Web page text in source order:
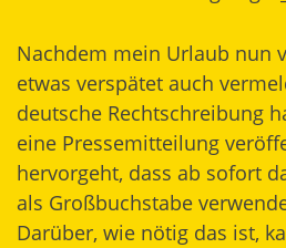
Nachdem mein Urlaub nun
etwas verspätet auch
deutsche Rechtschreibung
eine Pressemitteilung
hervorgeht, dass ab sofort
als Großbuchstabe
Darüber, wie nötig das ist,